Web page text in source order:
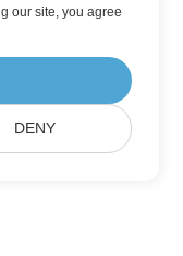
our site, you agree
DENY